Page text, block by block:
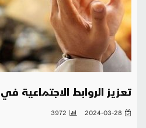
تعزيز الروابط الاجتماعية
2024-03-28
3972